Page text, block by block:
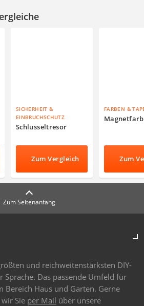
SICHERHEIT &
EINBRUCHSCHUTZ
Schlüsseltresor
Zum Vergleich
FARBEN &
Zum
Zum Seitenanfang
und reichweitenstärksten DIY-
Sprache. Das passende Umfeld für
Bereich Haus und Garten. Gerne
Sie per Mail über unsere